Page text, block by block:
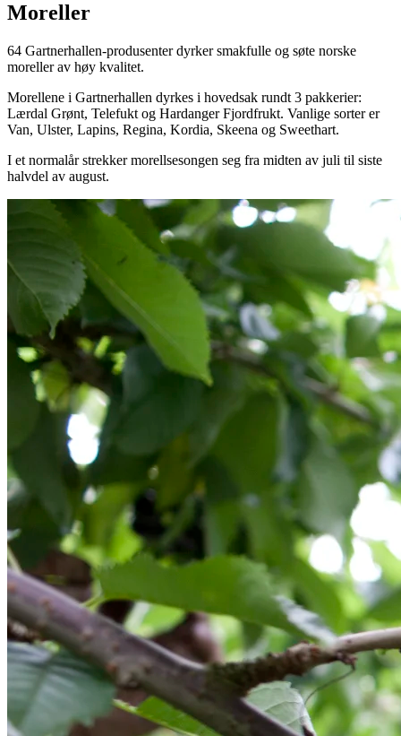
Moreller
64 Gartnerhallen-produsenter dyrker smakfulle og søte norske
moreller av høy kvalitet.
Morellene i Gartnerhallen dyrkes i hovedsak rundt 3 pakkerier:
Lærdal Grønt, Telefukt og Hardanger Fjordfrukt. Vanlige sorter er
Van, Ulster, Lapins, Regina, Kordia, Skeena og Sweethart.
I et normalår strekker morellsesongen seg fra midten av juli til siste
halvdel av august.